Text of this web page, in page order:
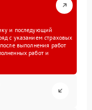
и последующий
с указанием страховых
выполнения работ
работ и